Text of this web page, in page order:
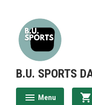
content
B.U. SPORTS
Menu
expanded
collapsed